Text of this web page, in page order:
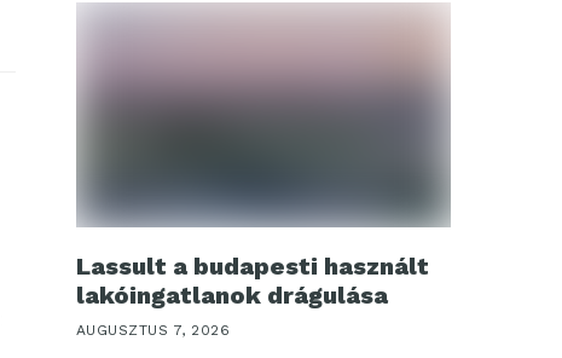
Lassult a budapesti használt
lakóingatlanok drágulása
AUGUSZTUS 7, 2026